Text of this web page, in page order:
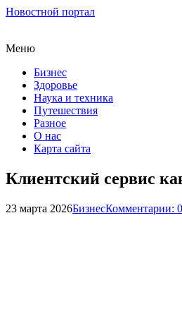
Новостной портал
Меню
Бизнес
Здоровье
Наука и техника
Путешествия
Разное
О нас
Карта сайта
Клиентский сервис
23 марта 2026БизнесКомментарии: 0